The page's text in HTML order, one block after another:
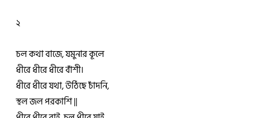
২
চল কথা বাজে, যমুনার কূলে
ধীরে ধীরে ধীরে বাঁশী।
ধীরে ধীরে যথা, উঠিছে চাঁদনি,
স্থল জল পরকাশি ||